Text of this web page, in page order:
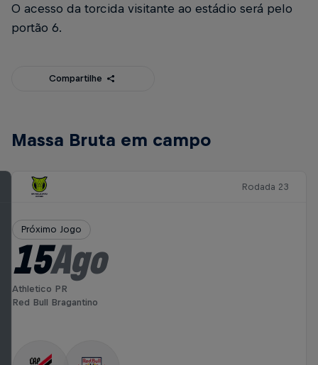
O acesso da torcida visitante ao estádio será pelo
portão 6.
Compartilhe
Massa Bruta em campo
Rodada 23
Próximo Jogo
15Ago
Athletico PR
Red Bull Bragantino